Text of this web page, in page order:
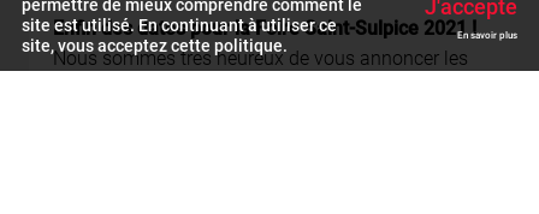
Enfin des dates pour la Foire Saint-Sulpice 2021 !
Nous sommes tres heureux de vous annoncer les
permettre de mieux comprendre comment le
site est utilisé. En continuant à utiliser ce
site, vous acceptez cette politique.
J'accepte
En savoir plus